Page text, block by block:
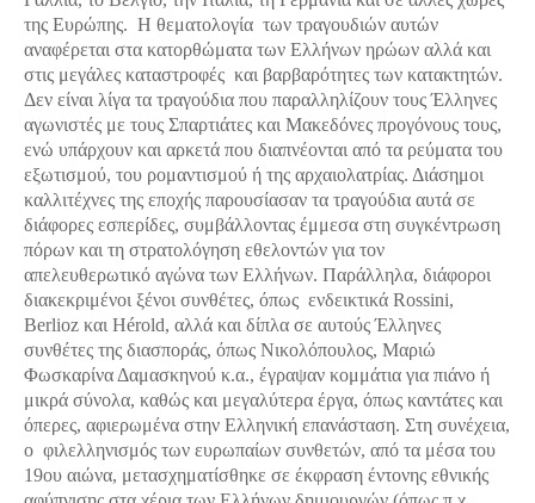
της Ευρώπης. Η θεματολογία των τραγουδιών αυτών
αναφέρεται στα κατορθώματα των Ελλήνων ηρώων αλλά και
στις μεγάλες καταστροφές και βαρβαρότητες των κατακτητών.
Δεν είναι λίγα τα τραγούδια που παραλληλίζουν τους Έλληνες
αγωνιστές με τους Σπαρτιάτες και Μακεδόνες προγόνους τους,
ενώ υπάρχουν και αρκετά που διαπνέονται από τα ρεύματα του
εξωτισμού, του ρομαντισμού ή της αρχαιολατρίας. Διάσημοι
καλλιτέχνες της εποχής παρουσίασαν τα τραγούδια αυτά σε
διάφορες εσπερίδες, συμβάλλοντας έμμεσα στη συγκέντρωση
πόρων και τη στρατολόγηση εθελοντών για τον
απελευθερωτικό αγώνα των Ελλήνων. Παράλληλα, διάφοροι
διακεκριμένοι ξένοι συνθέτες, όπως ενδεικτικά Rossini,
Berlioz και Hérold, αλλά και δίπλα σε αυτούς Έλληνες
συνθέτες της διασποράς, όπως Νικολόπουλος, Μαριώ
Φωσκαρίνα Δαμασκηνού κ.α., έγραψαν κομμάτια για πιάνο ή
μικρά σύνολα, καθώς και μεγαλύτερα έργα, όπως καντάτες και
όπερες, αφιερωμένα στην Ελληνική επανάσταση. Στη συνέχεια,
ο φιλελληνισμός των ευρωπαίων συνθετών, από τα μέσα του
19ου αιώνα, μετασχηματίσθηκε σε έκφραση έντονης εθνικής